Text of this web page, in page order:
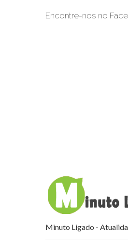
Encontre-nos no
Minuto Ligado -